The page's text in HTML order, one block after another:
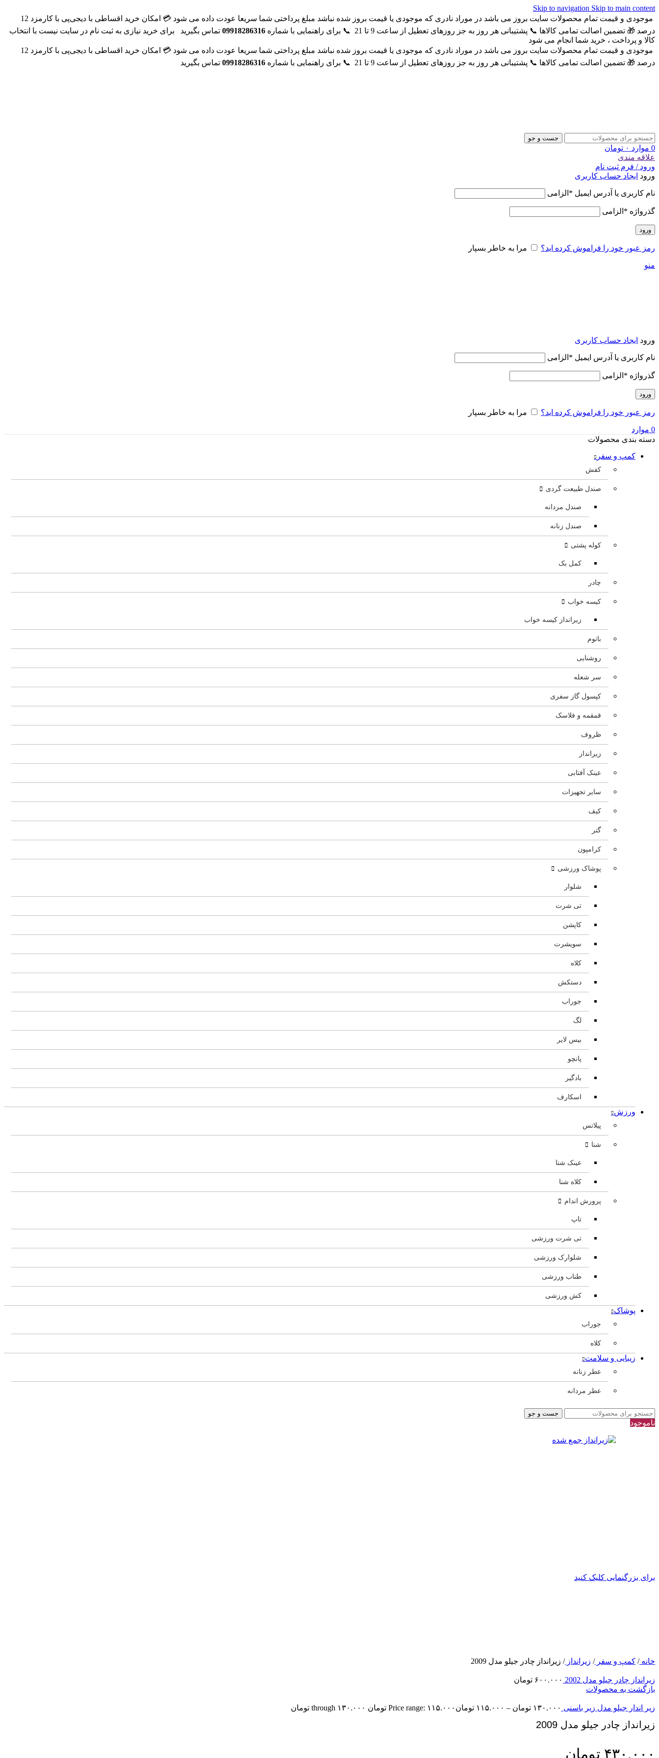
Skip to navigation Skip to main content
موجودی و قیمت تمام محصولات سایت بروز می باشد در موراد نادری که موجودی یا قیمت بروز شده نباشد مبلغ پرداختی شما سریعا عودت داده می شود
💳 امکان خرید اقساطی با دیجی‌پی با کارمزد 12
درصد 🎁 تضمین اصالت تمامی کالاها 📞 پشتیبانی هر روز به جز روزهای تعطیل از ساعت 9 تا 21 📞 برای راهنمایی با شماره 09918286316 تماس بگیرید
برای خرید نیازی به ثبت نام در سایت نیست با انتخاب
کالا و پرداخت ، خرید شما انجام می شود
موجودی و قیمت تمام محصولات سایت بروز می باشد در موراد نادری که موجودی یا قیمت بروز شده نباشد مبلغ پرداختی شما سریعا عودت داده می شود
💳 امکان خرید اقساطی با دیجی‌پی با کارمزد 12
درصد 🎁 تضمین اصالت تمامی کالاها 📞 پشتیبانی هر روز به جز روزهای تعطیل از ساعت 9 تا 21 📞 برای راهنمایی با شماره 09918286316 تماس بگیرید
جست و جو
0 موارد ۰ تومان
علاقه مندی
ورود / فرم ثبت نام
ورود ایجاد حساب کاربری
نام کاربری یا آدرس ایمیل * الزامی
گذرواژه * الزامی
ورود
رمز عبور خود را فراموش کرده اید؟ مرا به خاطر بسپار
منو
ورود ایجاد حساب کاربری
نام کاربری یا آدرس ایمیل * الزامی
گذرواژه * الزامی
ورود
رمز عبور خود را فراموش کرده اید؟ مرا به خاطر بسپار
0 موارد
دسته بندی محصولات
کمپ و سفر
کفش
صندل طبیعت گردی
صندل مردانه
صندل زنانه
کوله پشتی
کمل بک
چادر
کیسه خواب
زیرانداز کیسه خواب
باتوم
روشنایی
سر شعله
کپسول گاز سفری
قمقمه و فلاسک
ظروف
زیرانداز
عینک آفتابی
سایر تجهیزات
کیف
گتر
کرامپون
پوشاک ورزشی
شلوار
تی شرت
کاپشن
سویشرت
کلاه
دستکش
جوراب
لگ
بیس لایر
پانچو
بادگیر
اسکارف
ورزش
پیلاتس
شنا
عینک شنا
کلاه شنا
پرورش اندام
تاپ
تی شرت ورزشی
شلوارک ورزشی
طناب ورزشی
کش ورزشی
پوشاک
جوراب
کلاه
زیبایی و سلامت
عطر زنانه
عطر مردانه
جست و جو
ناموجود
برای بزرگنمایی کلیک کنید
خانه/ کمپ و سفر/ زیرانداز/ زیرانداز چادر جیلو مدل 2009
زیرانداز چادر جیلو مدل 2002 ۶۰۰.۰۰۰ تومان
بازگشت به محصولات
زیر اندار جیلو مدل زیر باسنی ۱۳۰.۰۰۰ تومان – ۱۱۵.۰۰۰ تومان Price range: ۱۱۵.۰۰۰ تومان through ۱۳۰.۰۰۰ تومان
زیرانداز چادر جیلو مدل 2009
۴۳۰.۰۰۰ تومان